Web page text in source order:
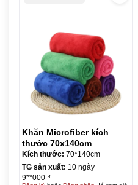
Khăn Microfiber kích
thước 70x140cm
Kích thước: 70*140cm
TG sản xuất: 10 ngày
9**000 ₫